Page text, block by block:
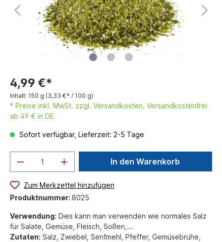
4,99 €*
Inhalt: 150 g (3,33 €* / 100 g)
* Preise inkl. MwSt. zzgl. Versandkosten. Versandkostenfrei
ab 49 € in DE.
Sofort verfügbar, Lieferzeit: 2-5 Tage
In den Warenkorb
Zum Merkzettel hinzufügen
Produktnummer: 8025
Verwendung: Dies kann man verwenden wie normales Salz
für Salate, Gemüse, Fleisch, Soßen,...
Zutaten: Salz, Zwiebel, Senfmehl, Pfeffer, Gemüsebrühe,